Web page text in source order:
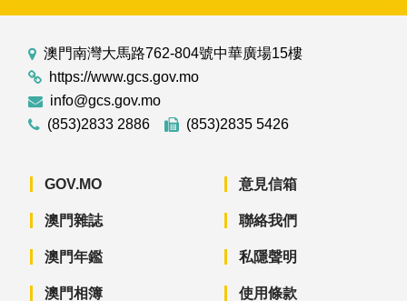
澳門南灣大馬路762-804號中華廣場15樓
https://www.gcs.gov.mo
info@gcs.gov.mo
(853)2833 2886
(853)2835 5426
GOV.MO
澳門雜誌
澳門年鑑
澳門相簿
意見信箱
聯絡我們
私隱聲明
使用條款